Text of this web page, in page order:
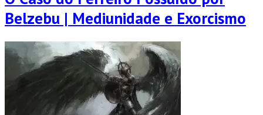
Belzebu | Mediunidade e Exorcismo